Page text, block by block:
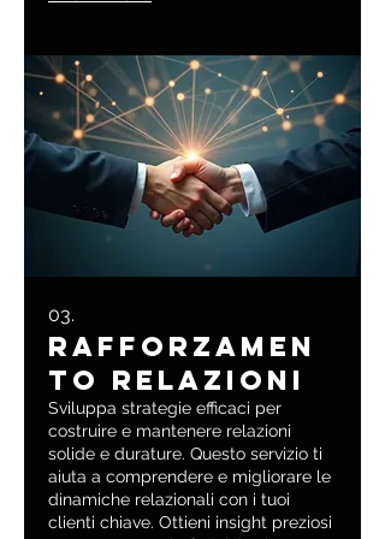
03.
Rafforzamen
to Relazioni
Sviluppa strategie efficaci per
costruire e mantenere relazioni
solide e durature. Questo servizio ti
aiuta a comprendere e migliorare le
dinamiche relazionali con i tuoi
clienti chiave. Ottieni insight preziosi